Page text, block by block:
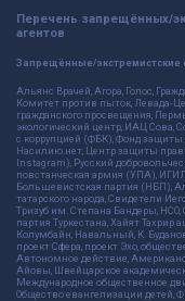
Перечень запрещённых/
агентов
Запрещённые/экстремистские
Альянс Врачей, Агора, Голос,
Комитет против пыток, Левада-
гражданского просвещения,
экологический центр, ИАЦ Сова,
с коррупцией (ФБК), Фонд
Насилию.нет, Центр защиты
Instagram), Русский
повстанческая армия (УПА),
Большевистская партия (НБП),
татарского народа, Свидетели
Тризуб им. Степана Бандеры, НСО,
партия Туркестана, Хайят
Колумбайн, Навальный, К.
проект Сфера, проект Эхо,
Автономное действие,
Айовы, Швейцарское
Международное общественное
Общество евангелизации детей,